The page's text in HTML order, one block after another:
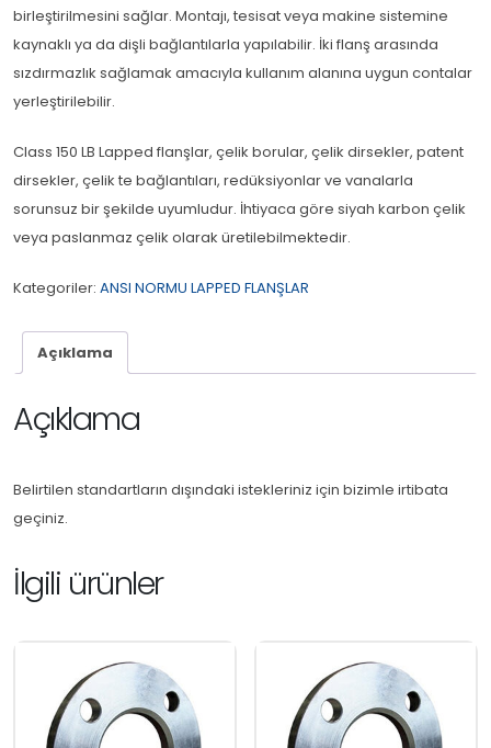
birleştirilmesini sağlar. Montajı, tesisat veya makine sistemine
kaynaklı ya da dişli bağlantılarla yapılabilir. İki flanş arasında
sızdırmazlık sağlamak amacıyla kullanım alanına uygun contalar
yerleştirilebilir.
Class 150 LB Lapped flanşlar, çelik borular, çelik dirsekler, patent
dirsekler, çelik te bağlantıları, redüksiyonlar ve vanalarla
sorunsuz bir şekilde uyumludur. İhtiyaca göre siyah karbon çelik
veya paslanmaz çelik olarak üretilebilmektedir.
Kategoriler: ANSI NORMU LAPPED FLANŞLAR
Açıklama
Açıklama
Belirtilen standartların dışındaki istekleriniz için bizimle irtibata
geçiniz.
İlgili ürünler